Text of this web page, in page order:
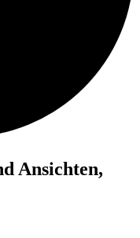
Ansichten,